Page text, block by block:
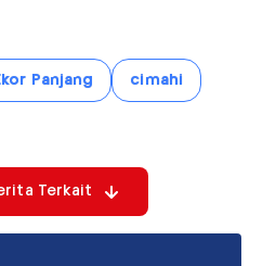
Panjang cimahi
Terkait